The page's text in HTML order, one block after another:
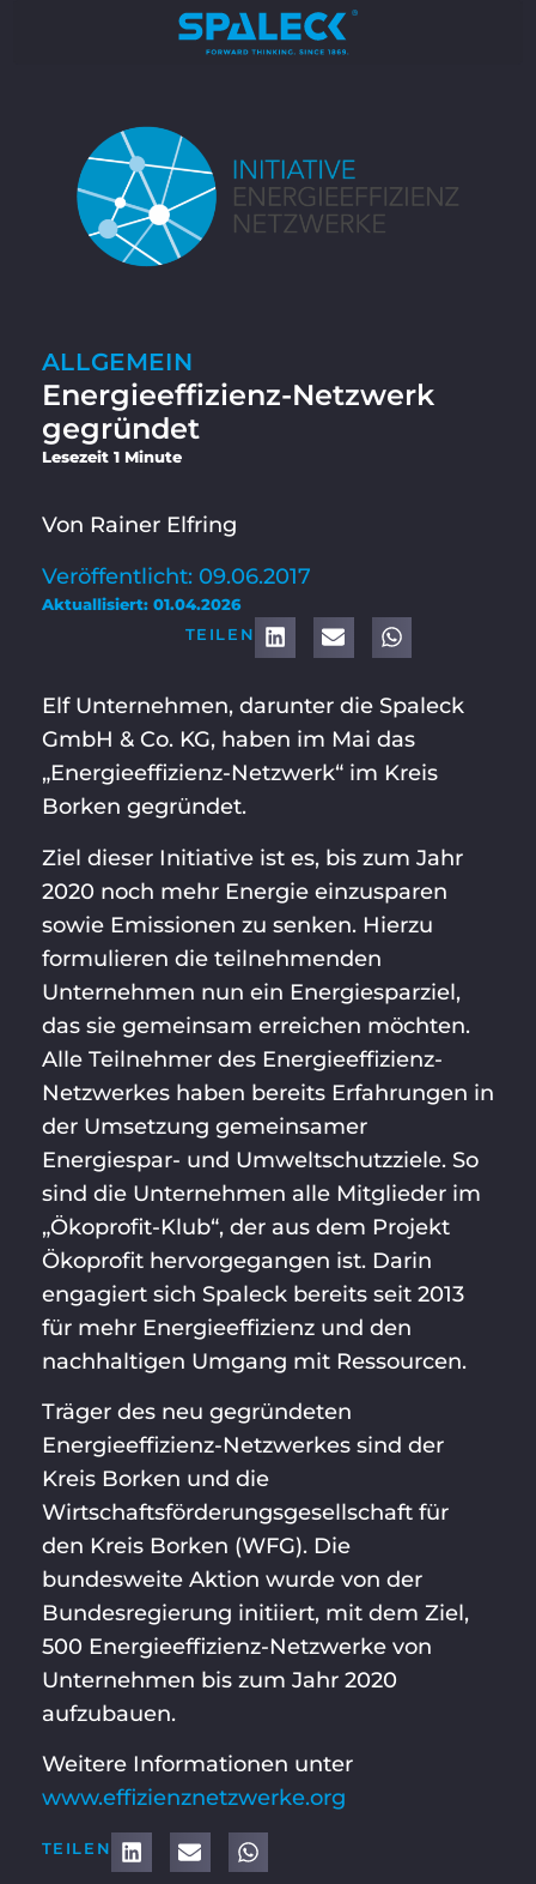
ALLGEMEIN
Energieeffizienz-Netzwerk
gegründet
Lesezeit 1 Minute
Von Rainer Elfring
Veröffentlicht: 09.06.2017
Aktuallisiert: 01.04.2026
TEILEN
Elf Unternehmen, darunter die Spaleck
GmbH & Co. KG, haben im Mai das
„Energieeffizienz-Netzwerk“ im Kreis
Borken gegründet.
Ziel dieser Initiative ist es, bis zum Jahr
2020 noch mehr Energie einzusparen
sowie Emissionen zu senken. Hierzu
formulieren die teilnehmenden
Unternehmen nun ein Energiesparziel,
das sie gemeinsam erreichen möchten.
Alle Teilnehmer des Energieeffizienz-
Netzwerkes haben bereits Erfahrungen in
der Umsetzung gemeinsamer
Energiespar- und Umweltschutzziele. So
sind die Unternehmen alle Mitglieder im
„Ökoprofit-Klub“, der aus dem Projekt
Ökoprofit hervorgegangen ist. Darin
engagiert sich Spaleck bereits seit 2013
für mehr Energieeffizienz und den
nachhaltigen Umgang mit Ressourcen.
Träger des neu gegründeten
Energieeffizienz-Netzwerkes sind der
Kreis Borken und die
Wirtschaftsförderungsgesellschaft für
den Kreis Borken (WFG). Die
bundesweite Aktion wurde von der
Bundesregierung initiiert, mit dem Ziel,
500 Energieeffizienz-Netzwerke von
Unternehmen bis zum Jahr 2020
aufzubauen.
Weitere Informationen unter
www.effizienznetzwerke.org
TEILEN